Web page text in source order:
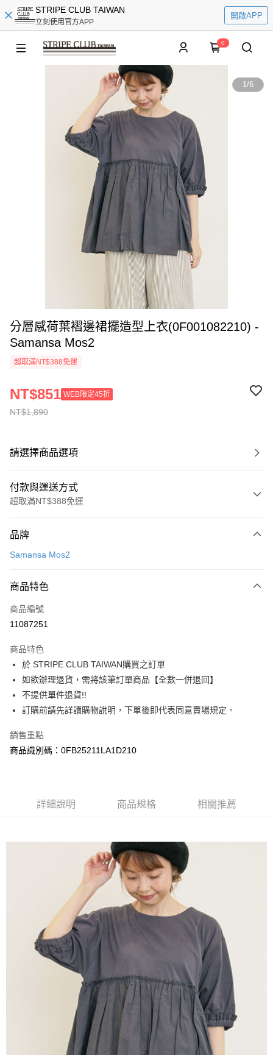
STRIPE CLUB TAIWAN
立刻使用官方APP
開啟APP
0
1/6
分層感荷葉褶邊裙擺造型上衣(0F001082210) -
Samansa Mos2
超取滿NT$388免運
NT$1,890
NT$851 WEB限定45折
請選擇商品選項
付款與運送方式
超取滿NT$388免運
信用卡一次付款
3 期 0 利率 每期
合作金庫商業銀行
上海商業儲蓄銀行
臺灣中小企業銀行
匯豐（台灣）商業銀行
華泰商業銀行
聯邦商業銀行
遠東國際商業銀行
元大商業銀行
玉山商業銀行
星展（台灣）商業銀行
台灣樂天信用卡公司
超商取貨付款
LINE Pay
Apple Pay
街口支付
悠遊付
大哥付你分期
相關說明
流程，驗證手機門號後，選擇欲分期的期數、繳款截止日，確認付款後即完
消。如遇「轉專審核」未通過狀況，表示未達大哥付你分期系統評分，恕無
1.分期款項不併入電信帳單，「大哥付你分期」於每月結算日後寄送繳費提
2.透過簡訊連結打開帳單後，可選擇「超商條碼／台灣大直營門市／銀行轉
帳／街口支付／iPASS MONEY」等通路繳費。
【注意事項】
1.本服務係由「台灣大哥大股份有限公司」（以下簡稱本公司）所提供，讓
用戶於交易時，得透過本服務購買商品或服務，並由商店將買賣／分期付款
買賣價金債權讓與本公司後，依約使用本公司帳單繳交帳款。
2.基於同意付款使用「大哥付你分期」之契約關係目的，商店將以您的個人
資料（包含姓名、電話或地址）提供予台灣大哥大進項蒐集、處理及利用，
由本公司與您本人進行分期帳單所需資料之確認、核對及更正。
3.完整用戶服務條款，請詳閱以下連結：
https://oppay.tw/userRule
【關於「AFTEE先享後付」】
１．簡單：不需註冊會員、不需綁卡、不需儲值。
２．便利：只要手機號碼，簡訊認證，即可結帳。
３．安心：先確認商品／服務後，再付款。
【「AFTEE先享後付」結帳流程】
１．於結帳方式選擇「AFTEE先享後付」後，將跳轉至「AFTEE先享後付」
結帳頁面，進行簡訊認證並確認金額後，即可完成結帳。
２．訂單成立數日內，您將收到繳費通知簡訊。
３．收到繳費通知簡訊後14天內，點擊此簡訊中的連結，可透過四大超商／
ATM／網路銀行／等多元方式進行付款，方視為交易完成。
※ 請注意：結帳手續完成當下不需立刻繳費，但若您需要取消訂單，請聯絡
購買商品的店家。未經商家同意取消之訂單仍視為有效，需透過AFTEE先享
後付繳納相關費用。
※ 交易是否成功請以「AFTEE先享後付 」之結帳頁面顯示為準，若有關於
是否繳費成功／繳費後需取消欲退款等相關疑問，請聯繫「AFTEE先享後付
https://netprotections.freshdesk.com/support/home
１．透過由恩沛科技股份有限公司提供之「AFTEE先享後付」服務完成之交
易，需依本服務之必要範圍內提供個人資料，並將交易相關給付款項請求債
每筆NT$60，滿NT$388(含以上)免運費
每筆NT$60，滿NT$388(含以上)免運費
萊爾富取貨付款
每筆NT$60，滿NT$888(含以上)免運費
每筆NT$60，滿NT$888(含以上)免運費
每筆NT$60，滿NT$888(含以上)免運費
品牌
Samansa Mos2
商品特色
商品編號
11087251
商品特色
於 STRIPE CLUB TAIWAN購買之訂單
如欲辦理退貨，需將該筆訂單商品【全數一併退回】
不提供單件退貨!!
訂購前請先詳讀購物說明，下單後即代表同意賣場規定。
銷售重點
商品識別碼：0FB25211LA1D210
詳細說明 商品規格 相關推薦